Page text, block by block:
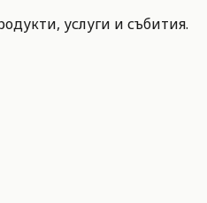
услуги и събития.